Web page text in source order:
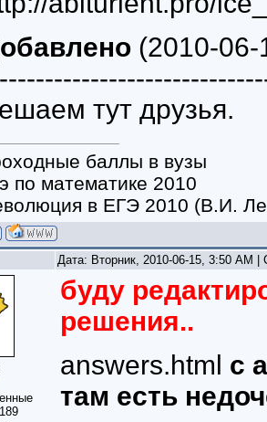
(2010-06-
тут друзья.
баллы в вузы
по математике 2010
в ЕГЭ 2010 (В.И.
Дата: Вторник, 2010-06-15, 3:50 AM
189
буду
решения..
answers.html с
там есть